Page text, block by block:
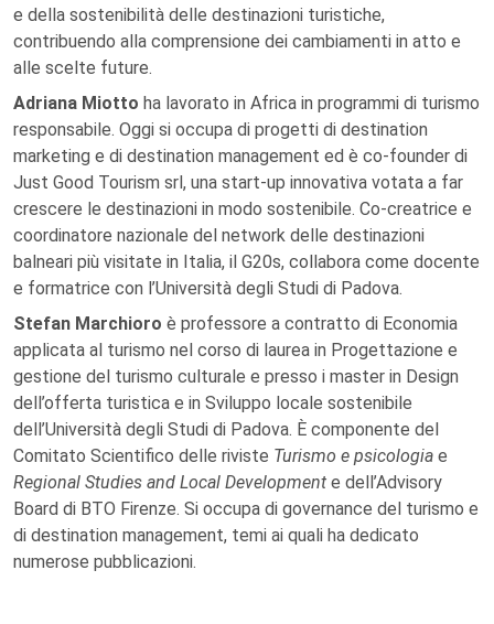
e della sostenibilità delle destinazioni turistiche,
contribuendo alla comprensione dei cambiamenti in atto e
alle scelte future.
Adriana Miotto ha lavorato in Africa in programmi di turismo
responsabile. Oggi si occupa di progetti di destination
marketing e di destination management ed è co-founder di
Just Good Tourism srl, una start-up innovativa votata a far
crescere le destinazioni in modo sostenibile. Co-creatrice e
coordinatore nazionale del network delle destinazioni
balneari più visitate in Italia, il G20s, collabora come docente
e formatrice con l’Università degli Studi di Padova.
Stefan Marchioro è professore a contratto di Economia
applicata al turismo nel corso di laurea in Progettazione e
gestione del turismo culturale e presso i master in Design
dell’offerta turistica e in Sviluppo locale sostenibile
dell’Università degli Studi di Padova. È componente del
Comitato Scientifico delle riviste Turismo e psicologia e
Regional Studies and Local Development e dell’Advisory
Board di BTO Firenze. Si occupa di governance del turismo e
di destination management, temi ai quali ha dedicato
numerose pubblicazioni.